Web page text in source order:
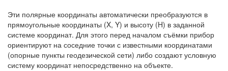
Эти полярные координаты автоматически преобразуются в
прямоугольные координаты (X, Y) и высоту (H) в заданной
системе координат. Для этого перед началом съёмки прибор
ориентируют на соседние точки с известными координатами
(опорные пункты геодезической сети) либо создают условную
систему координат непосредственно на объекте.